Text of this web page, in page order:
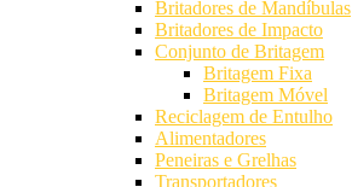
Britadores de Mandíbulas
Britadores de Impacto
Conjunto de Britagem
Britagem Fixa
Britagem Móvel
Reciclagem de Entulho
Alimentadores
Peneiras e Grelhas
Transportadores